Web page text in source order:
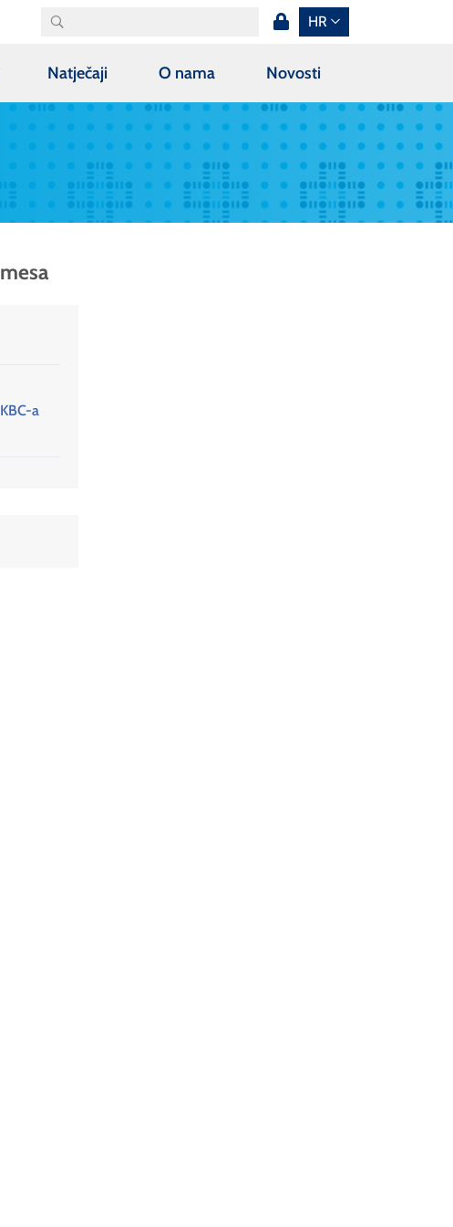
HR
Natječaji O nama Novosti
a